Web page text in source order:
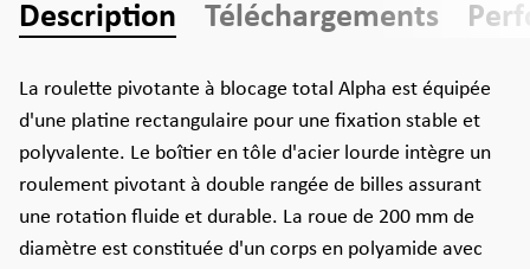
Description Téléchargements
La roulette pivotante à blocage total Alpha est équipée
d'une platine rectangulaire pour une fixation stable et
polyvalente. Le boîtier en tôle d'acier lourde intègre un
roulement pivotant à double rangée de billes assurant
une rotation fluide et durable. La roue de 200 mm de
diamètre est constituée d'un corps en polyamide avec